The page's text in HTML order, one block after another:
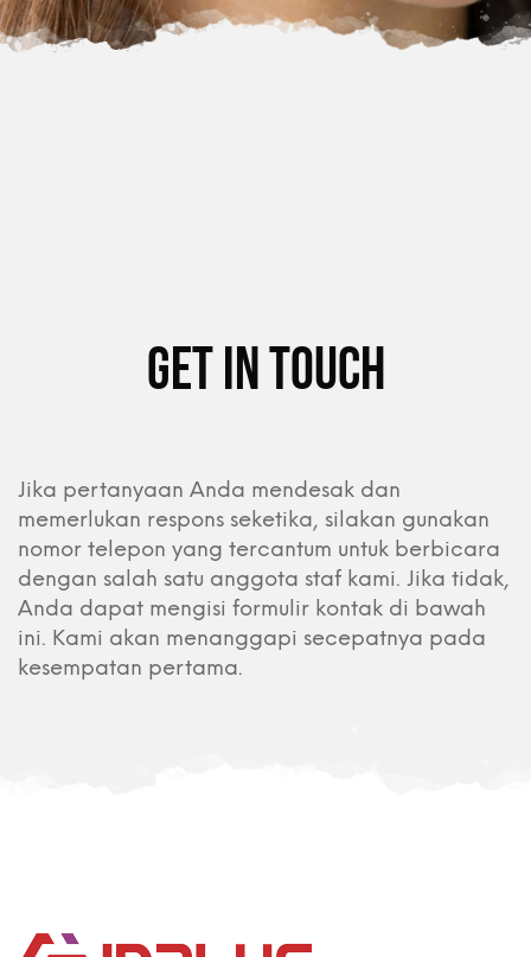
get in touch
Jika pertanyaan Anda mendesak dan
memerlukan respons seketika, silakan gunakan
nomor telepon yang tercantum untuk berbicara
dengan salah satu anggota staf kami. Jika tidak,
Anda dapat mengisi formulir kontak di bawah
ini. Kami akan menanggapi secepatnya pada
kesempatan pertama.